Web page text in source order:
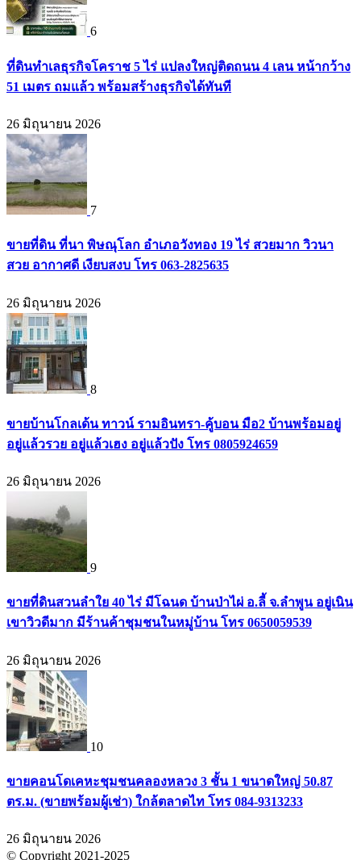
6
ที่ดินทำเลธุรกิจโคราช 5 ไร่ แปลงใหญ่ติดถนน 4 เลน หน้ากว้าง
51 เมตร ถมแล้ว พร้อมสร้างธุรกิจได้ทันที
26 มิถุนายน 2026
7
ขายที่ดิน ที่นา พิษณุโลก อำเภอวังทอง 19 ไร่ สวยมาก วิวนา
สวย อากาศดี เงียบสงบ โทร 063-2825635
26 มิถุนายน 2026
8
ขายบ้านโกลเด้น ทาวน์ รามอินทรา-คู้บอน มือ2 บ้านพร้อมอยู่
อยู่แล้วรวย อยู่แล้วเฮง อยู่แล้วปัง โทร 0805924659
26 มิถุนายน 2026
9
ขายที่ดินสวนลำใย 40 ไร่ มีโฉนด บ้านป่าไผ่ อ.ลี้ จ.ลำพูน อยู่เนิน
เขาวิวดีมาก มีร้านค้าชุมชนในหมู่บ้าน โทร 0650059539
26 มิถุนายน 2026
10
ขายคอนโดเคหะชุมชนคลองหลวง 3 ชั้น 1 ขนาดใหญ่ 50.87
ตร.ม. (ขายพร้อมผู้เช่า) ใกล้ตลาดไท โทร 084-9313233
26 มิถุนายน 2026
© Copyright 2021-2025